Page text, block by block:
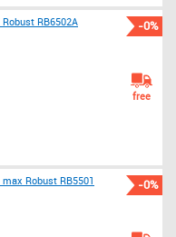
-0%
RB6502А
free
-0%
Robust RB5501